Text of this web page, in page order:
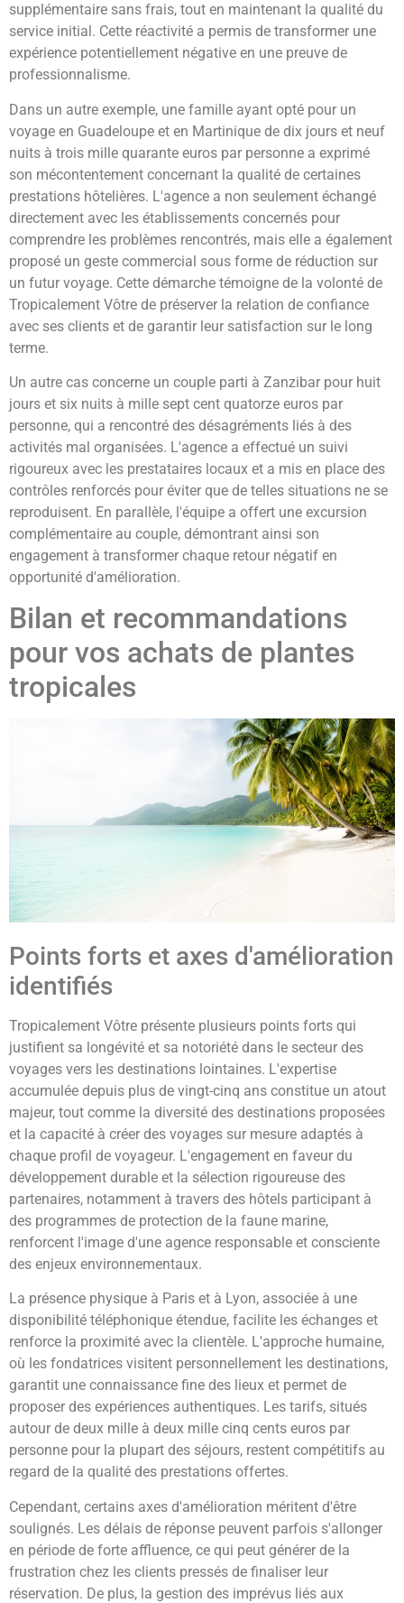
supplémentaire sans frais, tout en maintenant la qualité du
service initial. Cette réactivité a permis de transformer une
expérience potentiellement négative en une preuve de
professionnalisme.
Dans un autre exemple, une famille ayant opté pour un
voyage en Guadeloupe et en Martinique de dix jours et neuf
nuits à trois mille quarante euros par personne a exprimé
son mécontentement concernant la qualité de certaines
prestations hôtelières. L'agence a non seulement échangé
directement avec les établissements concernés pour
comprendre les problèmes rencontrés, mais elle a également
proposé un geste commercial sous forme de réduction sur
un futur voyage. Cette démarche témoigne de la volonté de
Tropicalement Vôtre de préserver la relation de confiance
avec ses clients et de garantir leur satisfaction sur le long
terme.
Un autre cas concerne un couple parti à Zanzibar pour huit
jours et six nuits à mille sept cent quatorze euros par
personne, qui a rencontré des désagréments liés à des
activités mal organisées. L'agence a effectué un suivi
rigoureux avec les prestataires locaux et a mis en place des
contrôles renforcés pour éviter que de telles situations ne se
reproduisent. En parallèle, l'équipe a offert une excursion
complémentaire au couple, démontrant ainsi son
engagement à transformer chaque retour négatif en
opportunité d'amélioration.
Bilan et recommandations
pour vos achats de plantes
tropicales
Points forts et axes d'amélioration
identifiés
Tropicalement Vôtre présente plusieurs points forts qui
justifient sa longévité et sa notoriété dans le secteur des
voyages vers les destinations lointaines. L'expertise
accumulée depuis plus de vingt-cinq ans constitue un atout
majeur, tout comme la diversité des destinations proposées
et la capacité à créer des voyages sur mesure adaptés à
chaque profil de voyageur. L'engagement en faveur du
développement durable et la sélection rigoureuse des
partenaires, notamment à travers des hôtels participant à
des programmes de protection de la faune marine,
renforcent l'image d'une agence responsable et consciente
des enjeux environnementaux.
La présence physique à Paris et à Lyon, associée à une
disponibilité téléphonique étendue, facilite les échanges et
renforce la proximité avec la clientèle. L'approche humaine,
où les fondatrices visitent personnellement les destinations,
garantit une connaissance fine des lieux et permet de
proposer des expériences authentiques. Les tarifs, situés
autour de deux mille à deux mille cinq cents euros par
personne pour la plupart des séjours, restent compétitifs au
regard de la qualité des prestations offertes.
Cependant, certains axes d'amélioration méritent d'être
soulignés. Les délais de réponse peuvent parfois s'allonger
en période de forte affluence, ce qui peut générer de la
frustration chez les clients pressés de finaliser leur
réservation. De plus, la gestion des imprévus liés aux